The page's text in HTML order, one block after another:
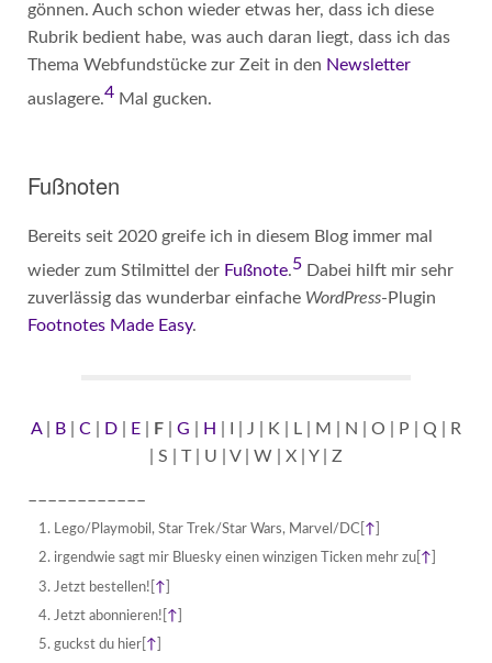
gönnen. Auch schon wieder etwas her, dass ich diese
Rubrik bedient habe, was auch daran liegt, dass ich das
Thema Webfundstücke zur Zeit in den Newsletter
auslagere.4Mal gucken.
Fußnoten
Bereits seit 2020 greife ich in diesem Blog immer mal
wieder zum Stilmittel der Fußnote.5Dabei hilft mir sehr
zuverlässig das wunderbar einfache WordPress-Plugin
Footnotes Made Easy.
A| B C D E F G H
| I | J | K | L | M | N | O | P | Q | R
| S | T | U | V | W | X | Y | Z
––––––––––––
Lego/Playmobil, Star Trek/Star Wars, Marvel/DC[ ↑
irgendwie sagt mir Bluesky einen winzigen Ticken mehr zu[ ↑
Jetzt bestellen! ↑
Jetzt abonnieren! ↑
guckst du hier[ ↑